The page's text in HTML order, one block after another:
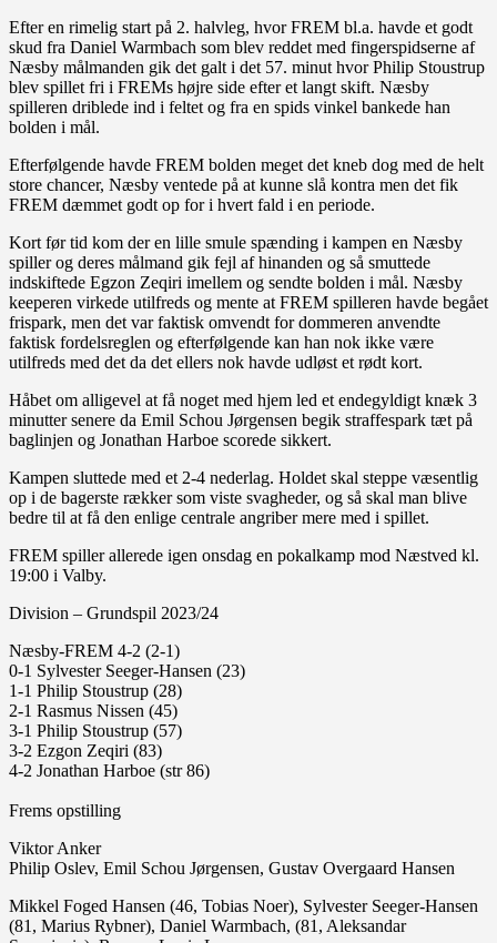
Efter en rimelig start på 2. halvleg, hvor FREM bl.a. havde et godt
skud fra Daniel Warmbach som blev reddet med fingerspidserne af
Næsby målmanden gik det galt i det 57. minut hvor Philip Stoustrup
blev spillet fri i FREMs højre side efter et langt skift. Næsby
spilleren driblede ind i feltet og fra en spids vinkel bankede han
bolden i mål.
Efterfølgende havde FREM bolden meget det kneb dog med de helt
store chancer, Næsby ventede på at kunne slå kontra men det fik
FREM dæmmet godt op for i hvert fald i en periode.
Kort før tid kom der en lille smule spænding i kampen en Næsby
spiller og deres målmand gik fejl af hinanden og så smuttede
indskiftede Egzon Zeqiri imellem og sendte bolden i mål. Næsby
keeperen virkede utilfreds og mente at FREM spilleren havde begået
frispark, men det var faktisk omvendt for dommeren anvendte
faktisk fordelsreglen og efterfølgende kan han nok ikke være
utilfreds med det da det ellers nok havde udløst et rødt kort.
Håbet om alligevel at få noget med hjem led et endegyldigt knæk 3
minutter senere da Emil Schou Jørgensen begik straffespark tæt på
baglinjen og Jonathan Harboe scorede sikkert.
Kampen sluttede med et 2-4 nederlag. Holdet skal steppe væsentlig
op i de bagerste rækker som viste svagheder, og så skal man blive
bedre til at få den enlige centrale angriber mere med i spillet.
FREM spiller allerede igen onsdag en pokalkamp mod Næstved kl.
19:00 i Valby.
Division – Grundspil 2023/24
Næsby-FREM 4-2 (2-1)
0-1 Sylvester Seeger-Hansen (23)
1-1 Philip Stoustrup (28)
2-1 Rasmus Nissen (45)
3-1 Philip Stoustrup (57)
3-2 Ezgon Zeqiri (83)
4-2 Jonathan Harboe (str 86)
Frems opstilling
Viktor Anker
Philip Oslev, Emil Schou Jørgensen, Gustav Overgaard Hansen
Mikkel Foged Hansen (46, Tobias Noer), Sylvester Seeger-Hansen
(81, Marius Rybner), Daniel Warmbach, (81, Aleksandar